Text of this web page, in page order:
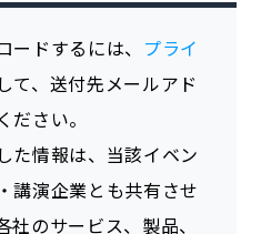
ドするには、 プライ
て、送付先メールアド
さい。
た情報は、当該イベン
講演企業とも共有させ
のサービス、製品、